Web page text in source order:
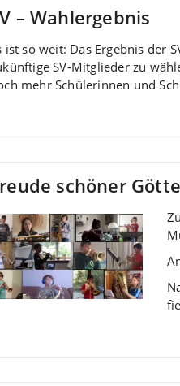
– Wahlergebnis
ist so weit: Das Ergebnis der
SV-Mitglieder zu
mehr Schülerinnen und
schöner